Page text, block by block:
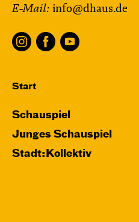
E-Mail: info@dhaus.de
Start
Schauspiel
Junges Schauspiel
Stadt:Kollektiv